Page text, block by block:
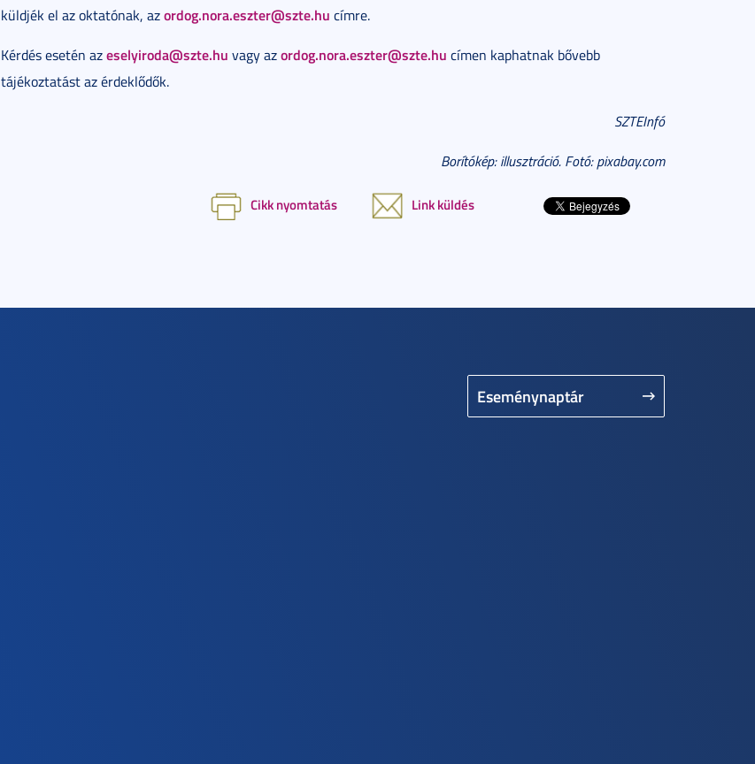
küldjék el az oktatónak, azordog.nora.eszter@szte.hu címre.
Kérdés esetén azeselyiroda@szte.hu vagy azordog.nora.eszter@szte.hu címen kaphatnak bővebb
tájékoztatást az érdeklődők.
SZTEInfó
Borítókép: illusztráció. Fotó: pixabay.com
Cikk nyomtatás Link küldés
Eseménynaptár